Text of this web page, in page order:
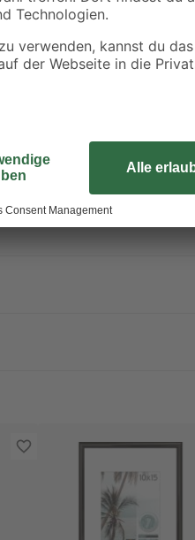
besser entspannen, lesen, dich
Per Bluetooth kannst du das
verfügbaren smarten